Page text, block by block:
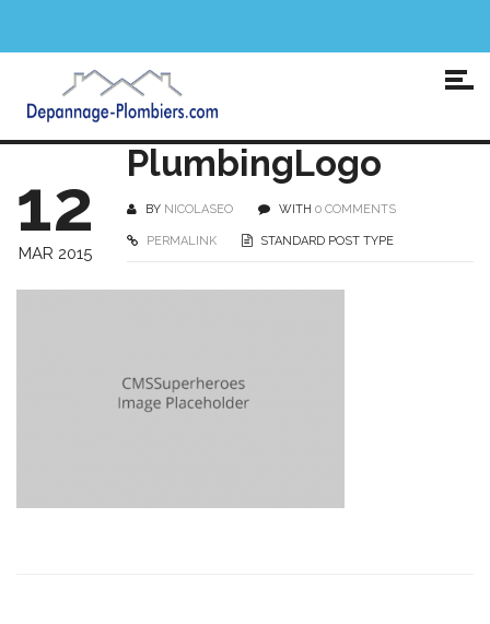
12
MAR 2015
PlumbingLogo
BY NICOLASEO WITH 0 COMMENTS
PERMALINK STANDARD POST TYPE